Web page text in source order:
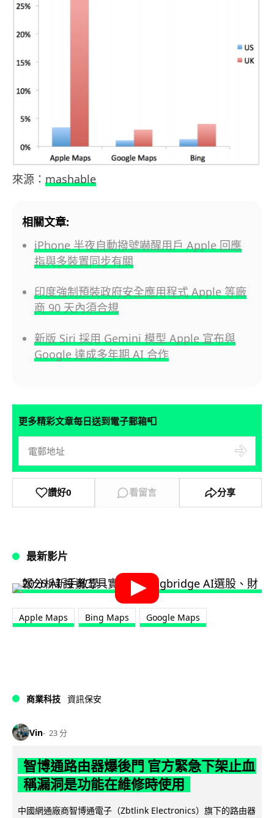
來源： mashable
相關文章:
iPhone 半夜自動撥號嚇醒用戶 Apple 回應
指與多裝置同步有關
印度強制預裝政府安全應用程式 Apple 等廠
商 90 天內須合規
新版 Siri 採用 Gemini 模型 Apple 宣布與
Google 達成多年期 AI 合作
更多精彩文章每日送到電子郵箱📮
讚好0 看留言 分享
最新影片
Apple Maps Bing Maps Google Maps
商業科技 資訊保安
Vin 23 分
智博通路由器爆後門 官方緊急下架止血
稱漏洞是功能在維修時使用
中國網通廠商智博通電子（Zbtlink Electronics）旗下的路由器